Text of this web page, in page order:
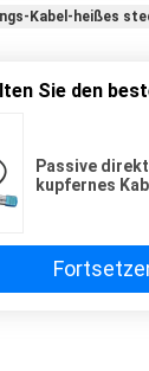
Kabel-heißes
Sie den
Passive
kupfernes